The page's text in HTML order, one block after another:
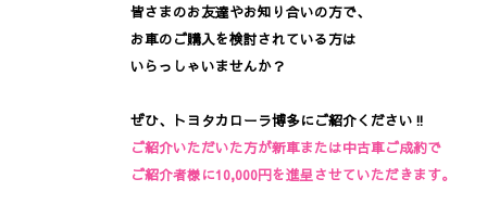
皆さまのお友達やお知り合いの方で、
お車のご購入を検討されている方は
いらっしゃいませんか？
ぜひ、トヨタカローラ博多にご紹介ください‼
ご紹介いただいた方が新車または中古車ご成約で
ご紹介者様に10,000円を進呈させていただきます。